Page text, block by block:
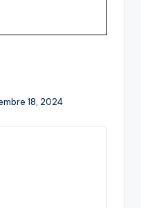
18, 2024